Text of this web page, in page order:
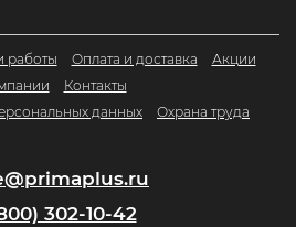
работы Оплата и доставка
Акции
Контакты
данных
Охрана труда
302-10-42